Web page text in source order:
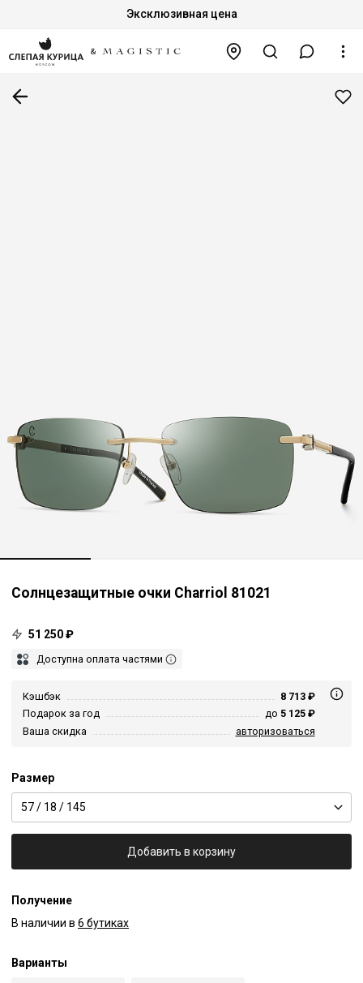
Эксклюзивная цена
Солнцезащитные очки Charriol 81021
51 250 ₽
Доступна оплата частями
Кэшбэк
8 713 ₽
Подарок за год
до 5 125 ₽
Ваша скидка
авторизоваться
Размер
57 / 18 / 145
Добавить в корзину
Получение
В наличии в 6 бутиках
Варианты